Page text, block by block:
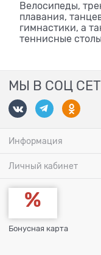
Велосипеды,
плавания,
гимнастики, а
теннисные
МЫ В СОЦ
Информация
Личный кабинет
Бонусная карта